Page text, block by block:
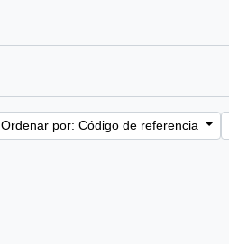
Ordenar por: Código de referencia